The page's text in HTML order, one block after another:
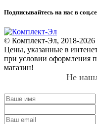
Подписывайтесь на нас в
© Комплект-Эл, 2018-2026
Цены, указанные в
при условии оформления
магазин!
Не